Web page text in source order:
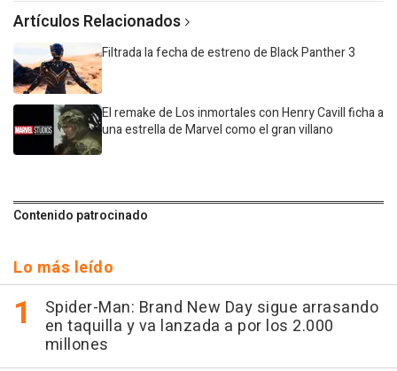
Artículos Relacionados
Filtrada la fecha de estreno de Black Panther 3
El remake de Los inmortales con Henry Cavill ficha a
una estrella de Marvel como el gran villano
Contenido patrocinado
Lo más leído
Spider-Man: Brand New Day sigue arrasando
en taquilla y va lanzada a por los 2.000
millones